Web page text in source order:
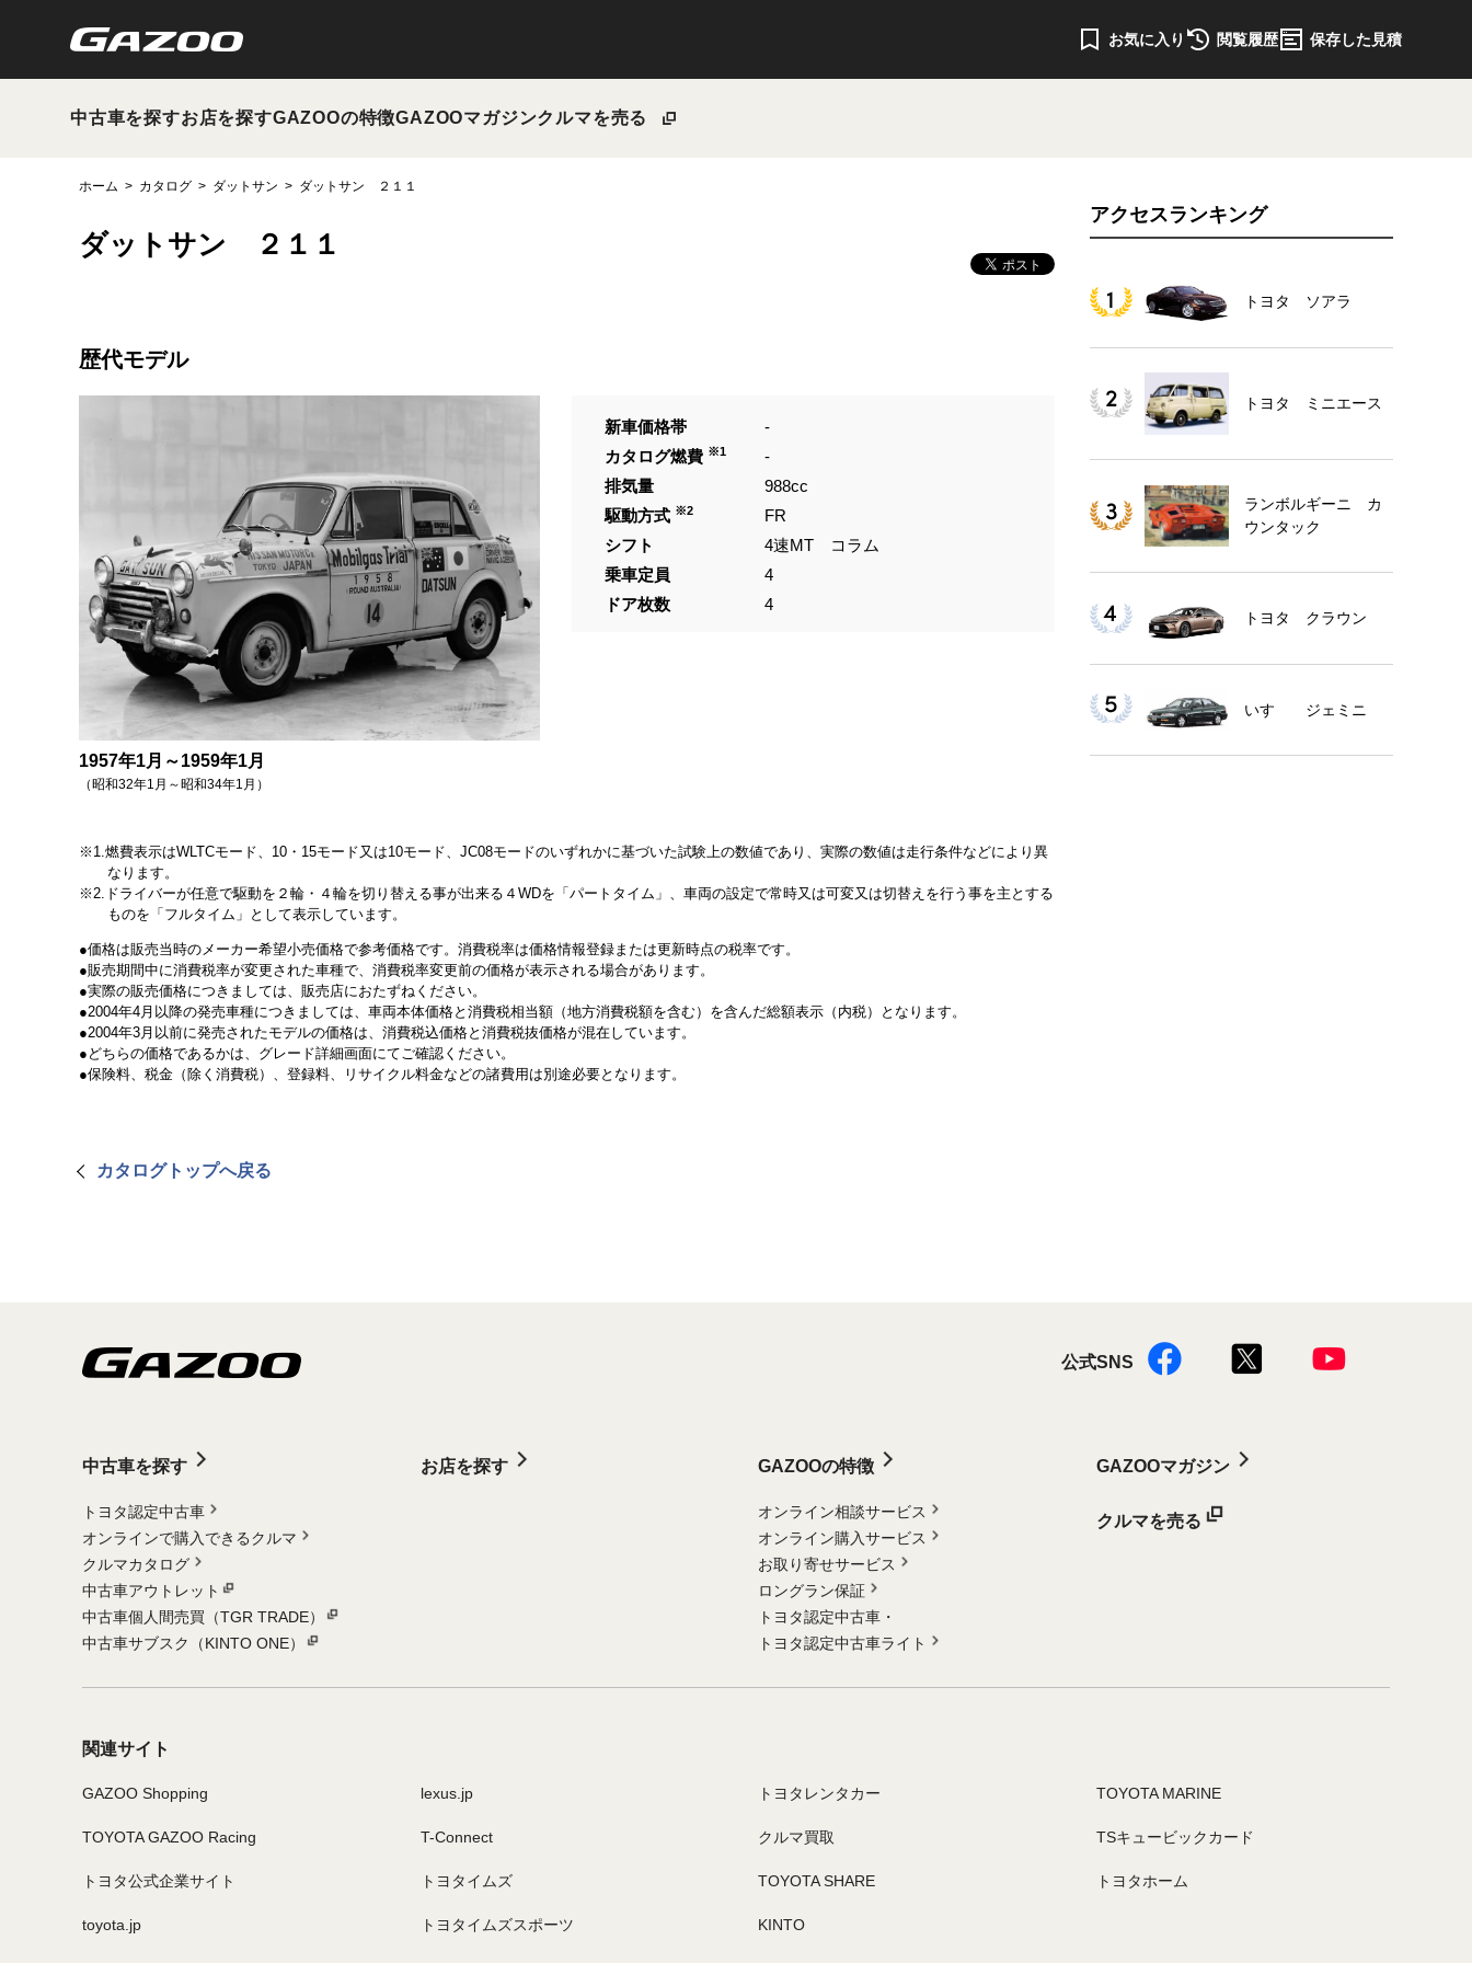
お気に入り 閲覧履歴 保存した見積
中古車を探すお店を探すGAZOOの特徴GAZOOマガジンクルマを売る
ホーム カタログ ダットサン ダットサン ２１１
ダットサン ２１１
歴代モデル
1957年1月～1959年1月
（昭和32年1月～昭和34年1月）
新車価格帯
-
カタログ燃費 ※1
-
排気量
988cc
駆動方式 ※2
FR
シフト
4速MT コラム
乗車定員
4
ドア枚数
4
1.燃費表示はWLTCモード、10・15モード又は10モード、JC08モードのいずれかに基づいた試験上の数値であり、実際の数値は走行条件などにより異
なります。
2.ドライバーが任意で駆動を２輪・４輪を切り替える事が出来る４WDを「パートタイム」、車両の設定で常時又は可変又は切替えを行う事を主とする
ものを「フルタイム」として表示しています。
価格は販売当時のメーカー希望小売価格で参考価格です。消費税率は価格情報登録または更新時点の税率です。
販売期間中に消費税率が変更された車種で、消費税率変更前の価格が表示される場合があります。
実際の販売価格につきましては、販売店におたずねください。
2004年4月以降の発売車種につきましては、車両本体価格と消費税相当額（地方消費税額を含む）を含んだ総額表示（内税）となります。
2004年3月以前に発売されたモデルの価格は、消費税込価格と消費税抜価格が混在しています。
どちらの価格であるかは、グレード詳細画面にてご確認ください。
保険料、税金（除く消費税）、登録料、リサイクル料金などの諸費用は別途必要となります。
カタログトップへ戻る
アクセスランキング
トヨタ ソアラ
トヨタ ミニエース
ランボルギーニ カ
ウンタック
トヨタ クラウン
いすゞ ジェミニ
公式SNS
中古車を探す
トヨタ認定中古車
オンラインで購入できるクルマ
クルマカタログ
中古車アウトレット
中古車個人間売買（TGR TRADE）
中古車サブスク（KINTO ONE）
お店を探す GAZOOの特徴
オンライン相談サービス
オンライン購入サービス
お取り寄せサービス
ロングラン保証
トヨタ認定中古車・
トヨタ認定中古車ライト
GAZOOマガジン
クルマを売る
関連サイト
GAZOO Shopping
TOYOTA GAZOO Racing
トヨタ公式企業サイト
toyota.jp
lexus.jp
T-Connect
トヨタイムズ
トヨタイムズスポーツ
トヨタレンタカー
クルマ買取
TOYOTA SHARE
KINTO
TOYOTA MARINE
TSキュービックカード
トヨタホーム